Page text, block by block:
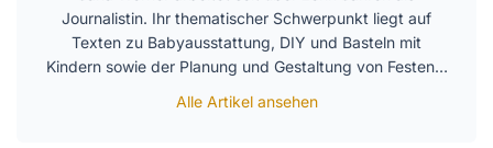
Journalistin. Ihr thematischer Schwerpunkt liegt auf
Texten zu Babyausstattung, DIY und Basteln mit
Kindern sowie der Planung und Gestaltung von Festen…
Alle Artikel ansehen